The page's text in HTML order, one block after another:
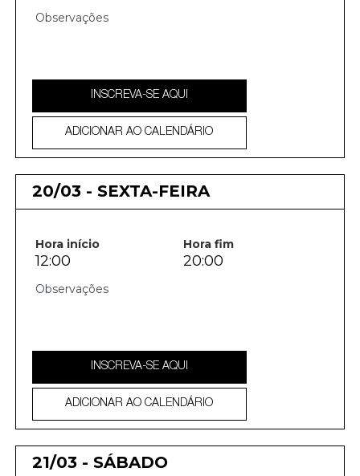
INSCREVA-SE AQUI
ADICIONAR AO CALENDÁRIO
20/03 - SEXTA-FEIRA
Hora início Hora fim
12:00 20:00
INSCREVA-SE AQUI
ADICIONAR AO CALENDÁRIO
21/03 - SÁBADO